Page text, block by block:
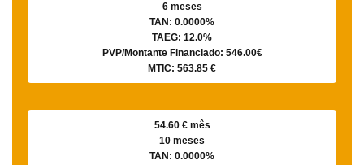
6 meses
TAN: 0.0000%
TAEG: 12.0%
PVP/Montante Financiado: 546.00€
MTIC: 563.85 €
54.60 € mês
10 meses
TAN: 0.0000%